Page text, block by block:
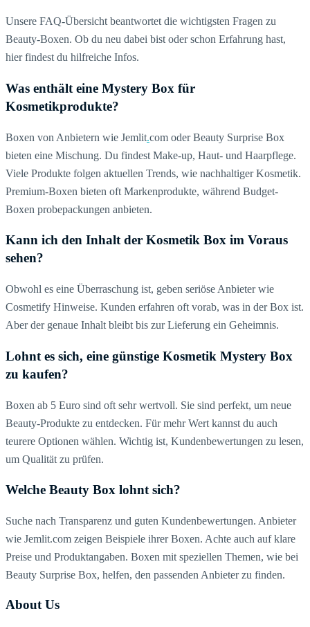
Unsere FAQ-Übersicht beantwortet die wichtigsten Fragen zu
Beauty-Boxen. Ob du neu dabei bist oder schon Erfahrung hast,
hier findest du hilfreiche Infos.
Was enthält eine Mystery Box für
Kosmetikprodukte?
Boxen von Anbietern wie Jemlit.com oder Beauty Surprise Box
bieten eine Mischung. Du findest Make-up, Haut- und Haarpflege.
Viele Produkte folgen aktuellen Trends, wie nachhaltiger Kosmetik.
Premium-Boxen bieten oft Markenprodukte, während Budget-
Boxen probepackungen anbieten.
Kann ich den Inhalt der Kosmetik Box im Voraus
sehen?
Obwohl es eine Überraschung ist, geben seriöse Anbieter wie
Cosmetify Hinweise. Kunden erfahren oft vorab, was in der Box ist.
Aber der genaue Inhalt bleibt bis zur Lieferung ein Geheimnis.
Lohnt es sich, eine günstige Kosmetik Mystery Box
zu kaufen?
Boxen ab 5 Euro sind oft sehr wertvoll. Sie sind perfekt, um neue
Beauty-Produkte zu entdecken. Für mehr Wert kannst du auch
teurere Optionen wählen. Wichtig ist, Kundenbewertungen zu lesen,
um Qualität zu prüfen.
Welche Beauty Box lohnt sich?
Suche nach Transparenz und guten Kundenbewertungen. Anbieter
wie Jemlit.com zeigen Beispiele ihrer Boxen. Achte auch auf klare
Preise und Produktangaben. Boxen mit speziellen Themen, wie bei
Beauty Surprise Box, helfen, den passenden Anbieter zu finden.
About Us